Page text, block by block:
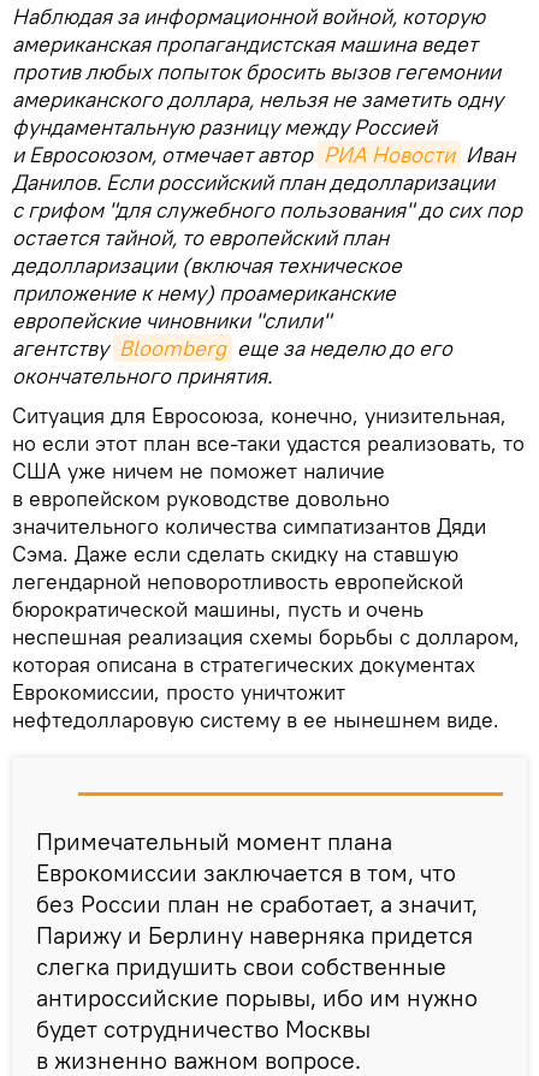
Наблюдая за информационной войной, которую
американская пропагандистская машина ведет
против любых попыток бросить вызов гегемонии
американского доллара, нельзя не заметить одну
фундаментальную разницу между Россией
и Евросоюзом, отмечает автор РИА Новости Иван
Данилов. Если российский план дедолларизации
с грифом "для служебного пользования" до сих пор
остается тайной, то европейский план
дедолларизации (включая техническое
приложение к нему) проамериканские
европейские чиновники "слили"
агентству Bloomberg еще за неделю до его
окончательного принятия.
Ситуация для Евросоюза, конечно, унизительная,
но если этот план все-таки удастся реализовать, то
США уже ничем не поможет наличие
в европейском руководстве довольно
значительного количества симпатизантов Дяди
Сэма. Даже если сделать скидку на ставшую
легендарной неповоротливость европейской
бюрократической машины, пусть и очень
неспешная реализация схемы борьбы с долларом,
которая описана в стратегических документах
Еврокомиссии, просто уничтожит
нефтедолларовую систему в ее нынешнем виде.
Примечательный момент плана
Еврокомиссии заключается в том, что
без России план не сработает, а значит,
Парижу и Берлину наверняка придется
слегка придушить свои собственные
антироссийские порывы, ибо им нужно
будет сотрудничество Москвы
в жизненно важном вопросе.